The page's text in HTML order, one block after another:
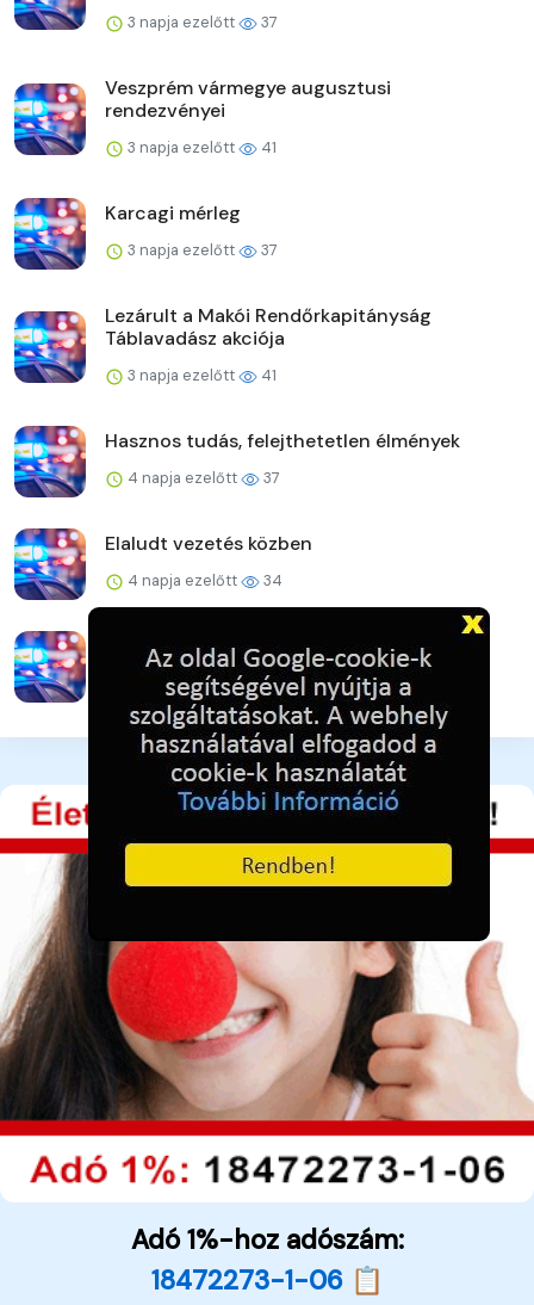
3 napja ezelőtt 37
Veszprém vármegye augusztusi
rendezvényei
3 napja ezelőtt 41
Karcagi mérleg
3 napja ezelőtt 37
Lezárult a Makói Rendőrkapitányság
Táblavadász akciója
3 napja ezelőtt 41
Hasznos tudás, felejthetetlen élmények
4 napja ezelőtt 37
Elaludt vezetés közben
4 napja ezelőtt 34
Újabb online csalás – 32 millió forint a kár
4 napja ezelőtt 38
Adó 1%-hoz adószám:
18472273-1-06 📋